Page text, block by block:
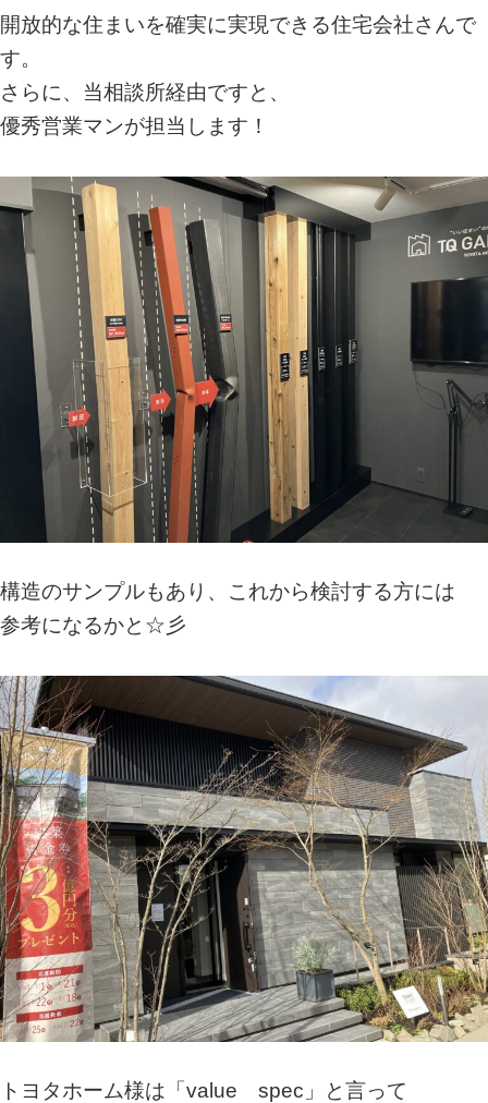
開放的な住まいを確実に実現できる住宅会社さんで
す。
さらに、 当相談所経由ですと、
優秀営業マンが担当します！
構造のサンプルもあり、これから検討する方には
参考になるかと☆彡
トヨタホーム様は「value spec」と言って